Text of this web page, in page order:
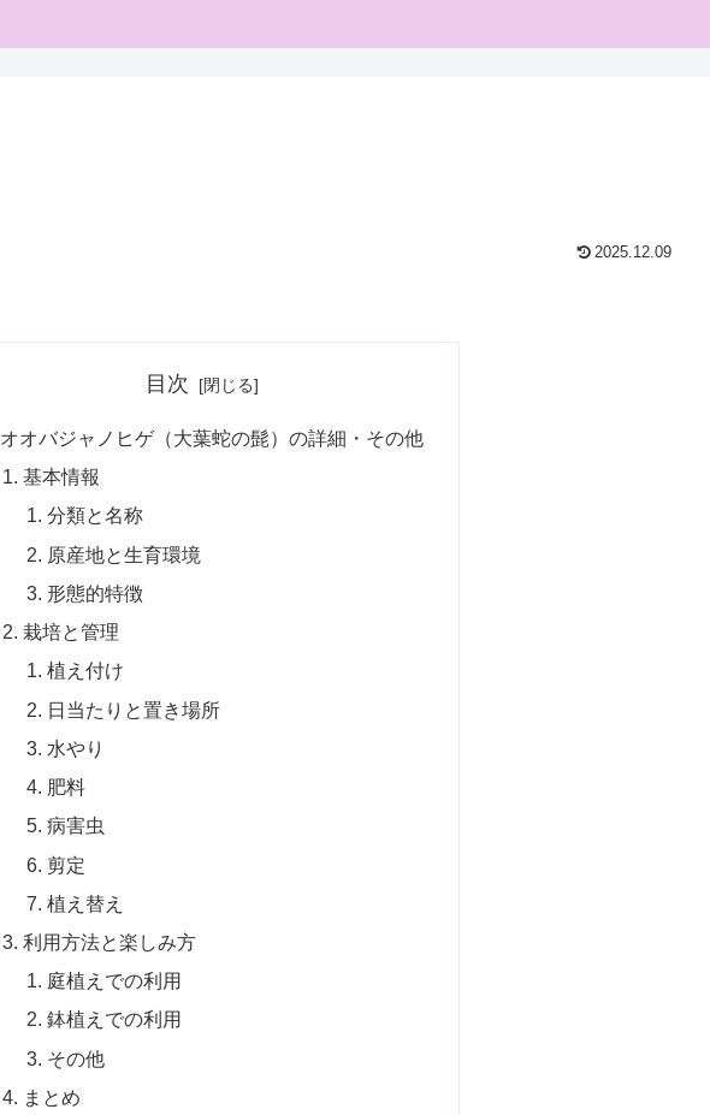
2025.12.09
目次
オオバジャノヒゲ（大葉蛇の髭）の詳細・その他
基本情報
分類と名称
原産地と生育環境
形態的特徴
栽培と管理
植え付け
日当たりと置き場所
水やり
肥料
病害虫
剪定
植え替え
利用方法と楽しみ方
庭植えでの利用
鉢植えでの利用
その他
まとめ